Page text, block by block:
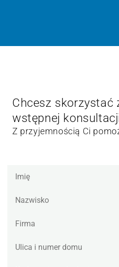
Chcesz skorzystać
wstępnej
Z przyjemnością Ci